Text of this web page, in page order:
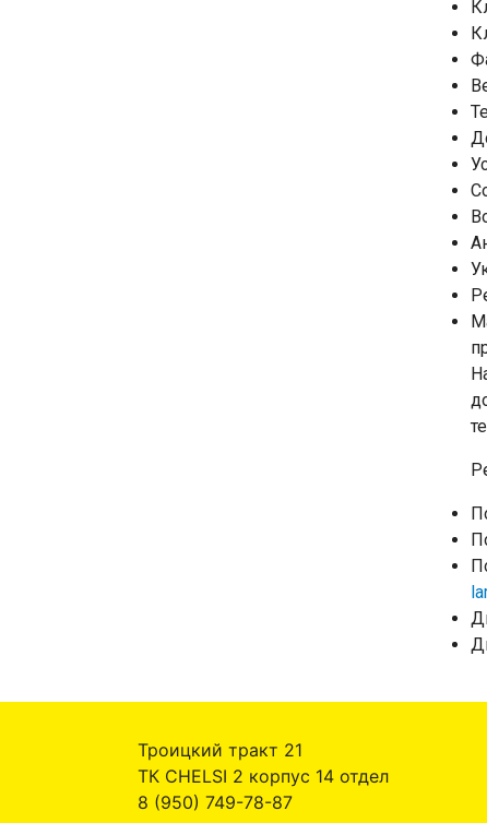
Троицкий тракт 21
ТК CHELSI 2 корпус 14 отдел
8 (950) 749-78-87